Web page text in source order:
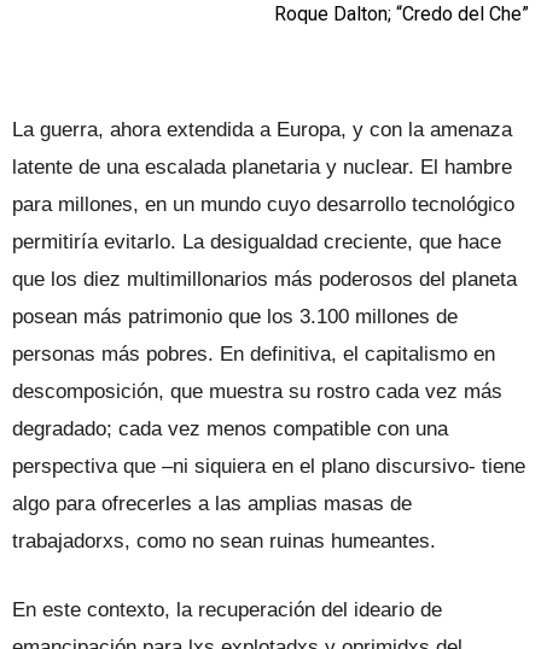
Roque Dalton; “Credo del Che”
La guerra, ahora extendida a Europa, y con la amenaza
latente de una escalada planetaria y nuclear. El hambre
para millones, en un mundo cuyo desarrollo tecnológico
permitiría evitarlo. La desigualdad creciente, que hace
que los diez multimillonarios más poderosos del planeta
posean más patrimonio que los 3.100 millones de
personas más pobres. En definitiva, el capitalismo en
descomposición, que muestra su rostro cada vez más
degradado; cada vez menos compatible con una
perspectiva que –ni siquiera en el plano discursivo- tiene
algo para ofrecerles a las amplias masas de
trabajadorxs, como no sean ruinas humeantes.
En este contexto, la recuperación del ideario de